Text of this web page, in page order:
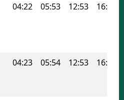
04:22 05:53 12:53 16:39
04:23 05:54 12:53 16:38